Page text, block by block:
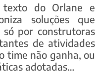
do Orlane e
soluções que
por construtoras
de atividades
time não ganha, ou
adotadas…